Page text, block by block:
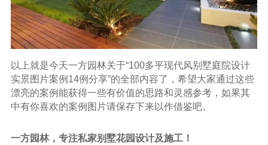
以上就是今天一方园林关于“100多平现代风别墅庭院设计
实景图片案例14例分享”的全部内容了，希望大家通过这些
漂亮的案例能获得一些有价值的思路和灵感参考，如果其
中有你喜欢的案例图片请保存下来以作借鉴吧。
一方园林，专注私家别墅花园设计及施工！